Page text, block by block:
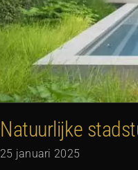
Natuurlijke
25 januari 2025